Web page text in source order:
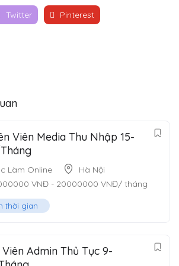
Twitter Pinterest
Viên Media Thu Nhập 15-
Làm Online
Hà Nội
VNĐ - 20000000 VNĐ/ tháng
thời gian
Admin Thủ Tục 9-